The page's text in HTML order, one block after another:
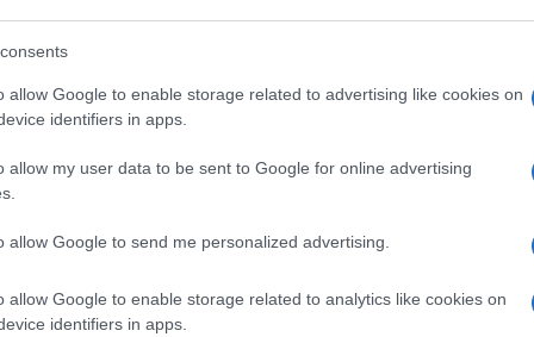
allow Google to enable storage related to advertising like cookies on
identifiers in apps.
allow my user data to be sent to Google for online advertising
allow Google to send me personalized advertising.
allow Google to enable storage related to analytics like cookies on
identifiers in apps.
i schludne.Centrum
multimedialny z dużym ekranem.
i pojedyncze przełączniki
funkcje.
zaawansowanym modelem tej
z wielu radarów,
poziomu drugiego.